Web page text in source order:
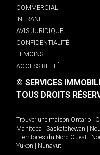
COMMERCIAL
INTRANET
AVIS JURIDIQUE
CONFIDENTIALITÉ
TÉMOINS
ACCESSIBILITÉ
© SERVICES
TOUS DROITS
Trouver une maison Ontario |
Manitoba | Saskatchewan |
| Territoires du Nord-Ouest |
Yukon | Nunavut